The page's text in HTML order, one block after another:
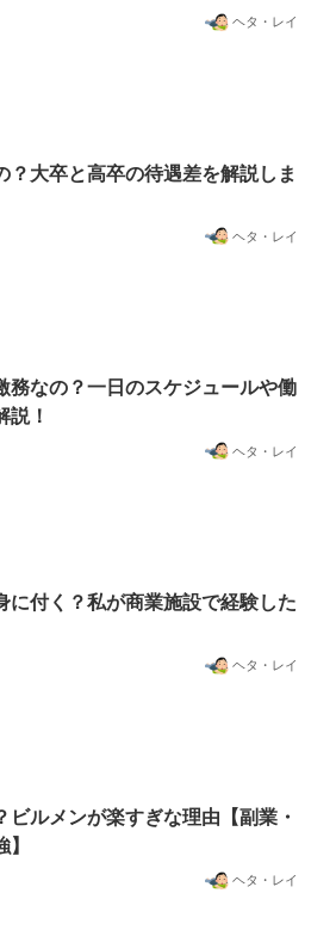
ヘタ・レイ
？大卒と高卒の待遇差を解説しま
ヘタ・レイ
務なの？一日のスケジュールや働
説！
ヘタ・レイ
に付く？私が商業施設で経験した
ヘタ・レイ
ルメンが楽すぎな理由【副業・
ヘタ・レイ